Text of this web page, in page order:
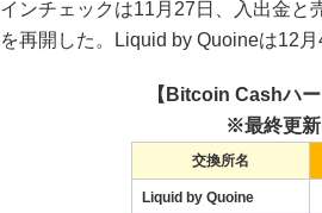
インチェックは11月27日、入出金と
を再開した。Liquid by Quoineは12月
【Bitcoin Cashハ
※最終更新
交換所名
Liquid by Quoine